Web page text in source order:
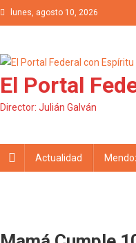
Saltar al contenido
lunes, agosto 10, 2026
El Portal
Director: Julián Galván
Actualidad